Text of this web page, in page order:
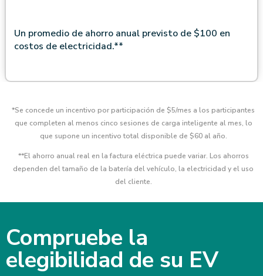
Un promedio de ahorro anual previsto de $100 en
costos de electricidad.**
*Se concede un incentivo por participación de $5/mes a los participantes
que completen al menos cinco sesiones de carga inteligente al mes, lo
que supone un incentivo total disponible de $60 al año.
**El ahorro anual real en la factura eléctrica puede variar. Los ahorros
dependen del tamaño de la batería del vehículo, la electricidad y el uso
del cliente.
Compruebe la
elegibilidad de su EV